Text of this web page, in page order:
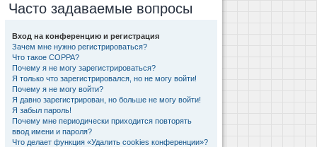
Часто задаваемые вопросы
Вход на конференцию и регистрация
Зачем мне нужно регистрироваться?
Что такое COPPA?
Почему я не могу зарегистрироваться?
Я только что зарегистрировался, но не могу войти!
Почему я не могу войти?
Я давно зарегистрирован, но больше не могу войти!
Я забыл пароль!
Почему мне периодически приходится повторять
ввод имени и пароля?
Что делает функция «Удалить cookies конференции»?